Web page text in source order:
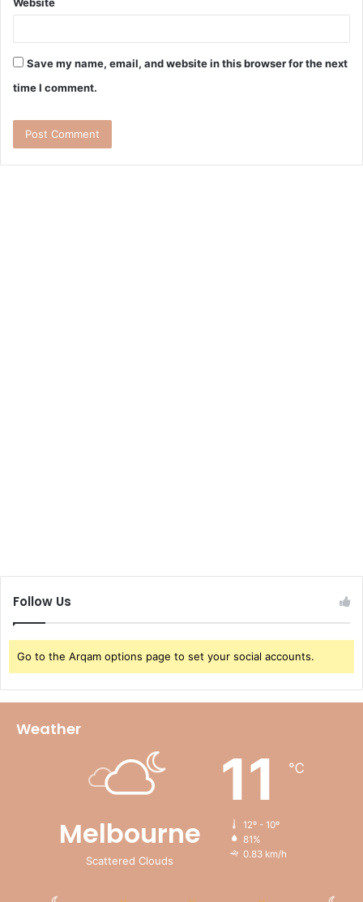
Save my name, email, and website in this browser for the next
time I comment.
Follow Us
Go to the Arqam options page to set your social accounts.
Weather
Melbourne
Scattered Clouds
11 ℃
12º - 10º
81%
0.83 km/h